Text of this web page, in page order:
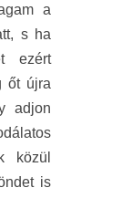
a
s ha
ezért
őt újra
adjon
közül
is